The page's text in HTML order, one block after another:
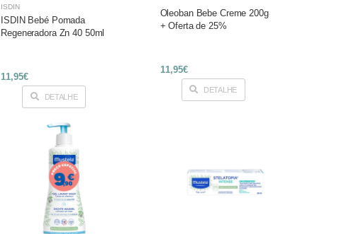
ISDIN
ISDIN Bebé Pomada
Regeneradora Zn 40 50ml
11,95€
DETALHE
Oleoban Bebe Creme 200g
+ Oferta de 25%
11,95€
DETALHE